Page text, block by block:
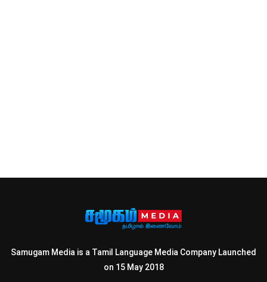
Samugam Media is a Tamil Language Media Company Launched
on 15 May 2018